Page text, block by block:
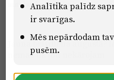
autobusi un vilcieni
Jauna brīvdiena augustā?
nemaz tik ļoti nekārojam
Analītika palīdz
ir svarīgas.
Mēs nepārdodam
pusēm.